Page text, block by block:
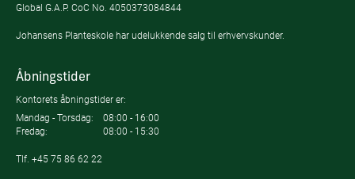
Global G.A.P. CoC No. 4050373084844
Johansens Planteskole har udelukkende salg til erhvervskunder.
Åbningstider
Kontorets åbningstider er:
Mandag - Torsdag:
08:00 - 16:00
Fredag:
08:00 - 15:30
Tlf. +45 75 86 62 22